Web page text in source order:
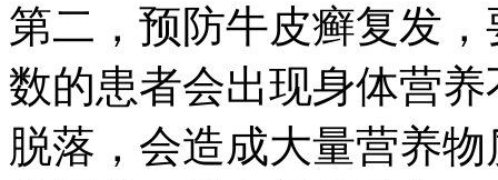
第二，预防牛皮癣复发
数的患者会出现身体营
脱落，会造成大量营养